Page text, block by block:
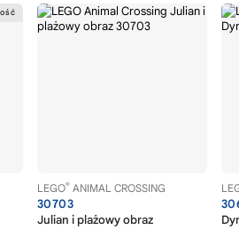
LEGO® ANIMAL CROSSING
30703
Julian i plażowy obraz